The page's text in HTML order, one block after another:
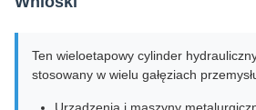
Ten wieloetapowy cylinder
stosowany w wielu gałęziach